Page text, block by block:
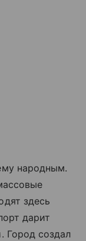
народным.
здесь
дарит
Город создал